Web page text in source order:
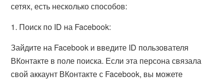
сетях, есть несколько способов:
1. Поиск по ID на Facebook:
Зайдите на Facebook и введите ID пользователя
ВКонтакте в поле поиска. Если эта персона связала
свой аккаунт ВКонтакте с Facebook, вы можете